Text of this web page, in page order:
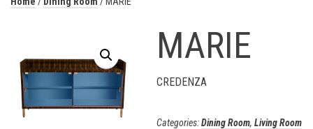
MARIE
CREDENZA
Categories:Dining Room, Living Room